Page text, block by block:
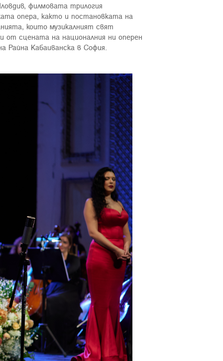
филмовата трилогия
опера, както и постановката на
които музикалният свят
от сцената на националния ни оперен
Райна Кабаиванска в София.